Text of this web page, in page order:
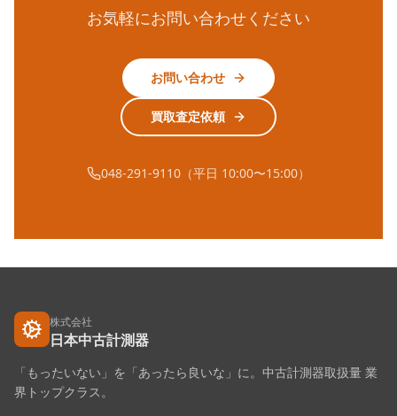
お気軽にお問い合わせください
お問い合わせ
買取査定依頼
048-291-9110（平日 10:00〜15:00）
株式会社
日本中古計測器
「もったいない」を「あったら良いな」に。中古計測器取扱量 業
界トップクラス。